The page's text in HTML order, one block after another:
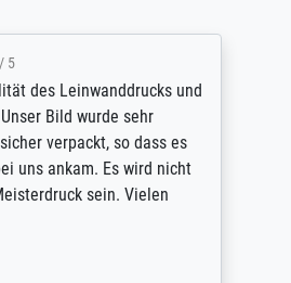
5
des Leinwanddrucks und
Bild wurde sehr
verpackt, so dass es
uns ankam. Es wird nicht
sein. Vielen